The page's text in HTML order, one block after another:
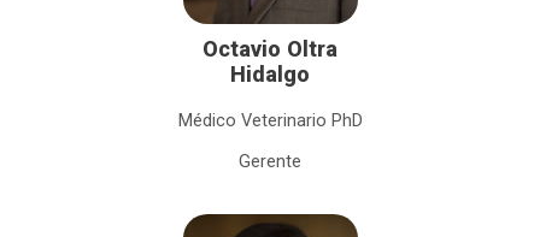
Octavio Oltra
Hidalgo
Médico Veterinario PhD
Gerente